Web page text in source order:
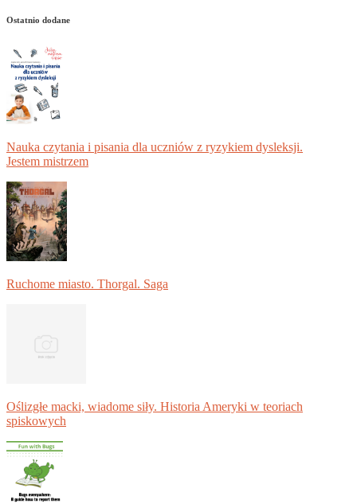
Ostatnio dodane
Nauka czytania i pisania dla uczniów z ryzykiem dysleksji.
Jestem mistrzem
Ruchome miasto. Thorgal. Saga
Oślizgłe macki, wiadome siły. Historia Ameryki w teoriach
spiskowych